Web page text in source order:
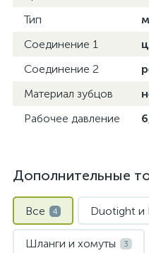
Тип
Соединение 1
Соединение 2
Материал зубцов
Рабочее давление
Дополнительные
Все 4 Duotight и
Шланги и хомуты 3